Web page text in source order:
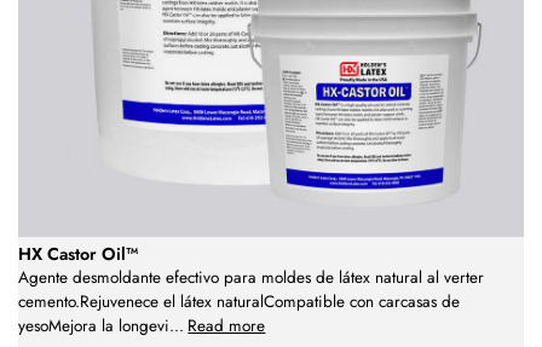
HX Castor Oil™
Agente desmoldante efectivo para moldes de látex natural al verter
cemento.Rejuvenece el látex naturalCompatible con carcasas de
yesoMejora la longevi... Read more